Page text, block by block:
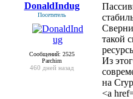
DonaldIndug
Посетитель
Сообщений: 2525
Parchim
460 дней назад
такой
Из
на
<a